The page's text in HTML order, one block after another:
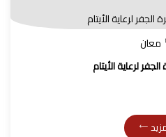
معان
لرعاية الأيتام